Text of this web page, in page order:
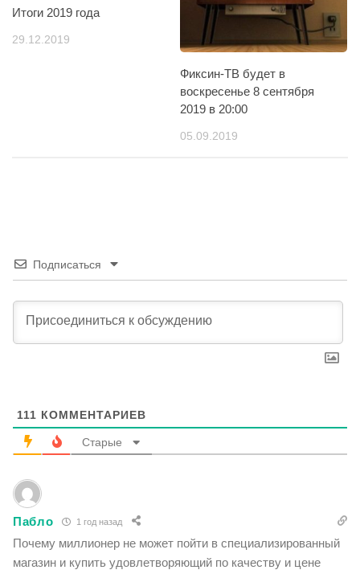
Итоги 2019 года
29.12.2019
Фиксин-ТВ будет в
воскресенье 8 сентября
2019 в 20:00
05.09.2019
Подписаться
111 КОММЕНТАРИЕВ
Старые
Пабло 1 год назад
Почему миллионер не может пойти в специализированный
магазин и купить удовлетворяющий по качеству и цене